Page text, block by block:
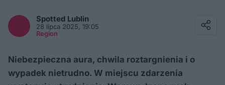
Spotted Lublin
28 lipca 2025, 19:05
Region
Niebezpieczna aura, chwila roztargnienia i o
wypadek nietrudno. W miejscu zdarzenia